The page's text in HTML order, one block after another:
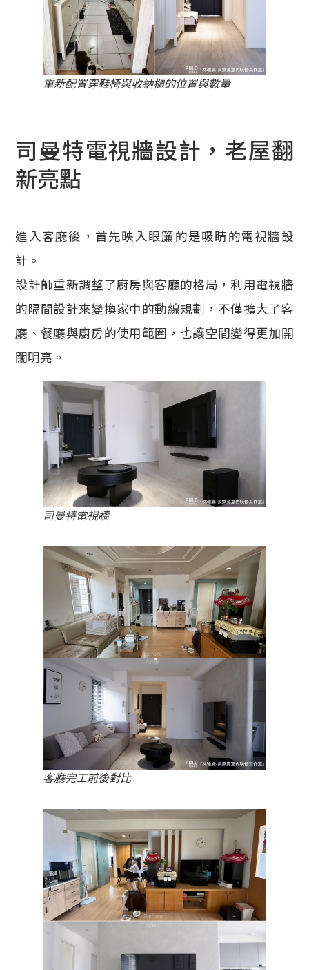
重新配置穿鞋椅與收納櫃的位置與數量
司曼特電視牆設計，老屋翻
新亮點
進入客廳後，首先映入眼簾的是吸睛的電視牆設
計。
設計師重新調整了廚房與客廳的格局，利用電視牆
的隔間設計來變換家中的動線規劃，不僅擴大了客
廳、餐廳與廚房的使用範圍，也讓空間變得更加開
闊明亮。
司曼特電視牆
客廳完工前後對比